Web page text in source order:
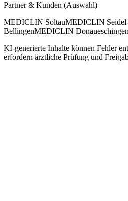
Partner & Kunden (Auswahl)
MEDICLIN SoltauMEDICLIN
BellingenMEDICLIN Donaueschingen
KI-generierte Inhalte können Fehler
erfordern ärztliche Prüfung und